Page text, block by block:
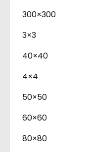
300×300
3×3
40×40
4×4
50×50
60×60
80×80